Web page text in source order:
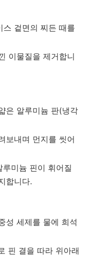
스 겉면의 찌든 때를
이물질을 제거합니
은 알루미늄 판(냉각
보내며 먼지를 씻어
미늄 핀이 휘어질
합니다.
성 세제를 물에 희석
핀 결을 따라 위아래